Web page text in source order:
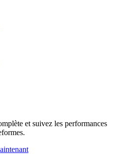
et suivez les performances